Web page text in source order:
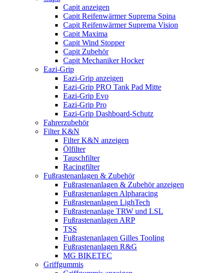
Capit anzeigen
Capit Reifenwärmer Suprema Spina
Capit Reifenwärmer Suprema Vision
Capit Maxima
Capit Wind Stopper
Capit Zubehör
Capit Mechaniker Hocker
Eazi-Grip
Eazi-Grip anzeigen
Eazi-Grip PRO Tank Pad Mitte
Eazi-Grip Evo
Eazi-Grip Pro
Eazi-Grip Dashboard-Schutz
Fahrerzubehör
Filter K&N
Filter K&N anzeigen
Ölfilter
Tauschfilter
Racingfilter
Fußrastenanlagen & Zubehör
Fußrastenanlagen & Zubehör anzeigen
Fußrastenanlagen Alpharacing
Fußrastenanlagen LighTech
Fußrastenanlage TRW und LSL
Fußrastenanlagen ARP
TSS
Fußrastenanlagen Gilles Tooling
Fußrastenanlagen R&G
MG BIKETEC
Griffgummis